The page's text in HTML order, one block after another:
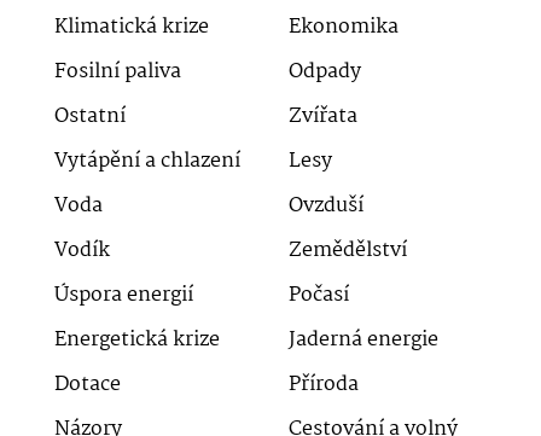
Klimatická krize
Ekonomika
Fosilní paliva
Odpady
Ostatní
Zvířata
Vytápění a chlazení
Lesy
Voda
Ovzduší
Vodík
Zemědělství
Úspora energií
Počasí
Energetická krize
Jaderná energie
Dotace
Příroda
Názory
Cestování a volný